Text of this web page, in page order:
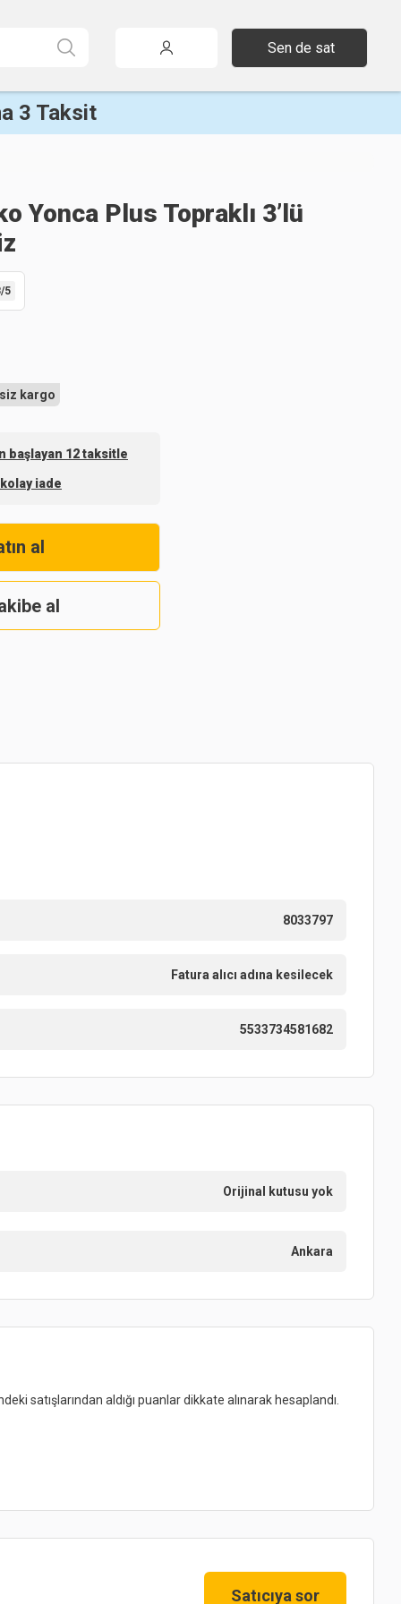
Sen de sat
3 Taksit
Yonca Plus Topraklı 3’lü
/5
kargo
başlayan 12 taksitle
iade
al
al
8033797
Fatura alıcı adına kesilecek
5533734581682
Orijinal kutusu yok
Ankara
satışlarından aldığı puanlar dikkate alınarak hesaplandı.
Satıcıya sor